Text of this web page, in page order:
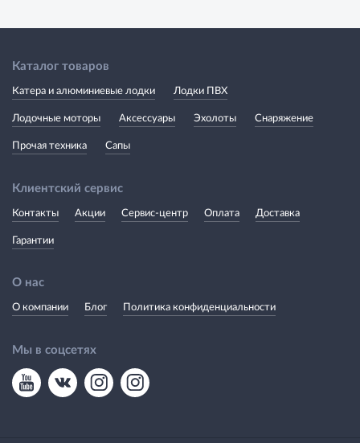
Каталог товаров
Катера и алюминиевые лодки Лодки ПВХ
Лодочные моторы Аксессуары Эхолоты Снаряжение
Прочая техника Сапы
Клиентский сервис
Контакты Акции Сервис-центр Оплата Доставка
Гарантии
О нас
О компании Блог Политика конфиденциальности
Мы в соцсетях